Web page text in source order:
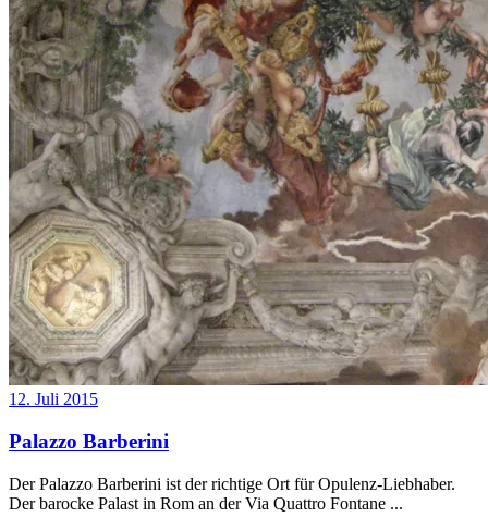
12. Juli 2015
Palazzo Barberini
Der Palazzo Barberini ist der richtige Ort für Opulenz-Liebhaber.
Der barocke Palast in Rom an der Via Quattro Fontane ...